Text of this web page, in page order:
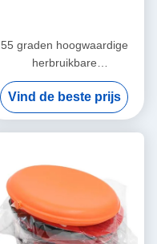
55 graden hoogwaardige
herbruikbare
warmtepakketverwarmer
voor schoolwerk
Vind de beste prijs